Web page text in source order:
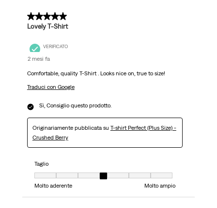
5 su 5 stelle.
Lovely T-Shirt
VERIFICATO
2 mesi fa
Comfortable, quality T-Shirt . Looks nice on, true to size!
Traduci con Google
Sì, Consiglio questo prodotto.
Originariamente pubblicata su T-shirt Perfect (Plus Size) -
Crushed Berry
Taglio
Taglio, 4 su 7, dove 1 è uguale a Molto aderente e 7 è uguale a Molto
Molto aderente
Molto ampio